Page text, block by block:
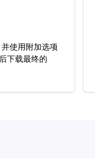
使用附加选项
下载最终的